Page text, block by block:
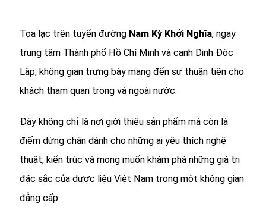
Tọa lạc trên tuyến đường Nam Kỳ Khởi Nghĩa, ngay
trung tâm Thành phố Hồ Chí Minh và cạnh Dinh Độc
Lập, không gian trưng bày mang đến sự thuận tiện cho
khách tham quan trong và ngoài nước.
Đây không chỉ là nơi giới thiệu sản phẩm mà còn là
điểm dừng chân dành cho những ai yêu thích nghệ
thuật, kiến trúc và mong muốn khám phá những giá trị
đặc sắc của dược liệu Việt Nam trong một không gian
đẳng cấp.